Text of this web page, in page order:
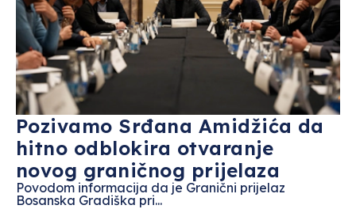
Pozivamo Srđana Amidžića da
hitno odblokira otvaranje
novog graničnog prijelaza
Povodom informacija da je Granični prijelaz
Bosanska Gradiška pri...